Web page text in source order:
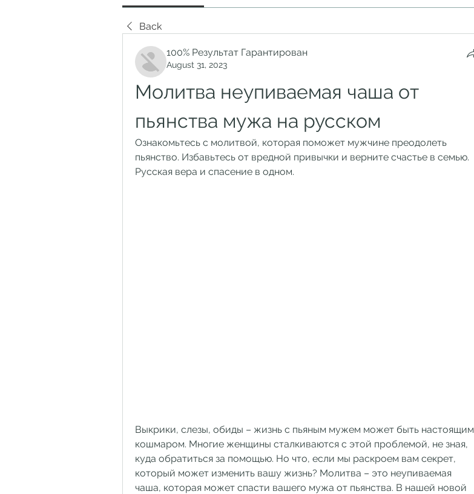
Back
100% Результат Гарантирован
August 31, 2023
Молитва неупиваемая чаша от
пьянства мужа на русском
Ознакомьтесь с молитвой, которая поможет мужчине преодолеть
пьянство. Избавьтесь от вредной привычки и верните счастье в семью.
Русская вера и спасение в одном.
Выкрики, слезы, обиды – жизнь с пьяным мужем может быть настоящим
кошмаром. Многие женщины сталкиваются с этой проблемой, не зная,
куда обратиться за помощью. Но что, если мы раскроем вам секрет,
который может изменить вашу жизнь? Молитва – это неупиваемая
чаша, которая может спасти вашего мужа от пьянства. В нашей новой